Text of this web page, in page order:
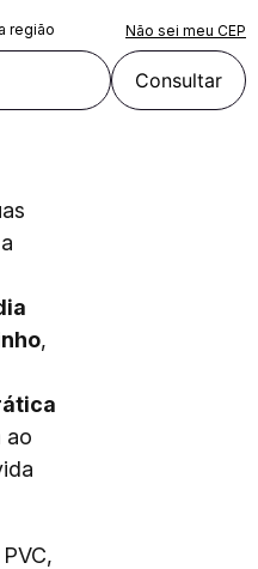
região Não sei meu CEP
Consultar
,
ao